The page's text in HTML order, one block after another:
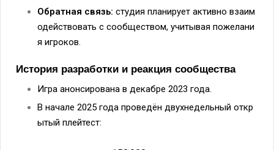
Обратная связь: студия планирует активно взаим
одействовать с сообществом, учитывая пожелани
я игроков.
История разработки и реакция сообщества
Игра анонсирована в декабре 2023 года.
В начале 2025 года проведён двухнедельный откр
ытый плейтест: